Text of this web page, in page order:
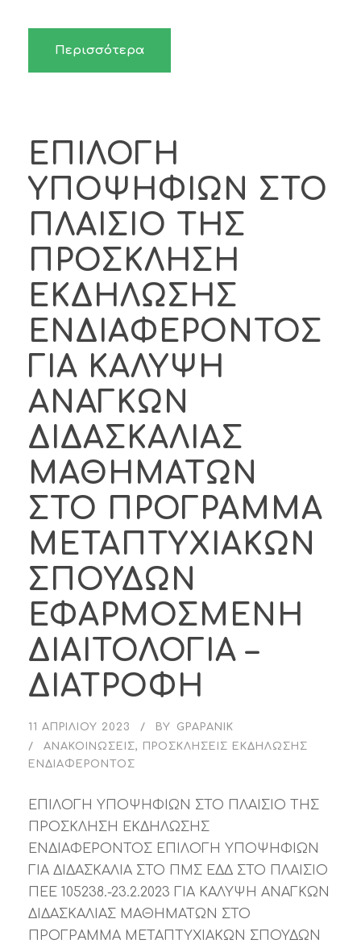
Περισσότερα
ΕΠΙΛΟΓΗ
ΥΠΟΨΗΦΙΩΝ ΣΤΟ
ΠΛΑΙΣΙΟ ΤΗΣ
ΠΡΟΣΚΛΗΣΗ
ΕΚΔΗΛΩΣΗΣ
ΕΝΔΙΑΦΕΡΟΝΤΟΣ
ΓΙΑ ΚΑΛΥΨΗ
ΑΝΑΓΚΩΝ
ΔΙΔΑΣΚΑΛΙΑΣ
ΜΑΘΗΜΑΤΩΝ
ΣΤΟ ΠΡΟΓΡΑΜΜΑ
ΜΕΤΑΠΤΥΧΙΑΚΩΝ
ΣΠΟΥΔΩΝ
ΕΦΑΡΜΟΣΜΕΝΗ
ΔΙΑΙΤΟΛΟΓΙΑ –
ΔΙΑΤΡΟΦΗ
11 ΑΠΡΙΛΊΟΥ 2023 BY
GPAPANIK
ΑΝΑΚΟΙΝΏΣΕΙΣ,
ΠΡΟΣΚΛΉΣΕΙΣ ΕΚΔΉΛΩΣΗΣ
ΕΝΔΙΑΦΈΡΟΝΤΟΣ
ΕΠΙΛΟΓΗ ΥΠΟΨΗΦΙΩΝ ΣΤΟ ΠΛΑΙΣΙΟ ΤΗΣ
ΠΡΟΣΚΛΗΣΗ ΕΚΔΗΛΩΣΗΣ
ΕΝΔΙΑΦΕΡΟΝΤΟΣ ΕΠΙΛΟΓΗ ΥΠΟΨΗΦΙΩΝ
ΓΙΑ ΔΙΔΑΣΚΑΛΙΑ ΣΤΟ ΠΜΣ ΕΔΔ ΣΤΟ ΠΛΑΙΣΙΟ
ΠΕΕ 105238.-23.2.2023 ΓΙΑ ΚΑΛΥΨΗ ΑΝΑΓΚΩΝ
ΔΙΔΑΣΚΑΛΙΑΣ ΜΑΘΗΜΑΤΩΝ ΣΤΟ
ΠΡΟΓΡΑΜΜΑ ΜΕΤΑΠΤΥΧΙΑΚΩΝ ΣΠΟΥΔΩΝ